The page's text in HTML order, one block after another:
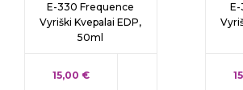
E-330 Frequence
Vyriški Kvepalai EDP,
50ml
KAINA
15,00 €
E-